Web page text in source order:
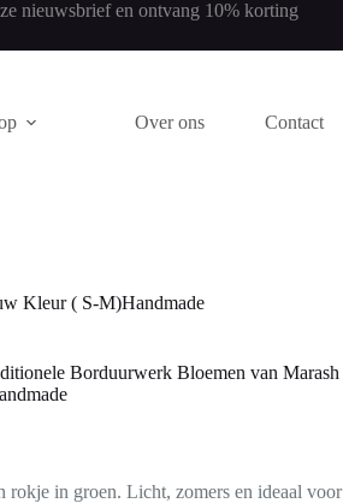
nieuwsbrief en ontvang 10% korting
Over ons Contact
Kleur ( S-M)Handmade
Borduurwerk Bloemen van Marash
rokje in groen. Licht, zomers en ideaal voor